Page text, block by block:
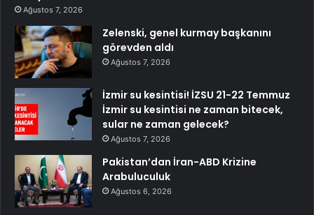
Ağustos 7, 2026
Zelenski, genel kurmay başkanını
görevden aldı
Ağustos 7, 2026
İzmir su kesintisi! İZSU 21-22 Temmuz
İzmir su kesintisi ne zaman bitecek,
sular ne zaman gelecek?
Ağustos 7, 2026
Pakistan’dan İran-ABD Krizine
Arabuluculuk
Ağustos 6, 2026